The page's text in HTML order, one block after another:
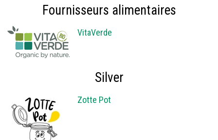
Fournisseurs alimentaires
VitaVerde
Silver
Zotte Pot